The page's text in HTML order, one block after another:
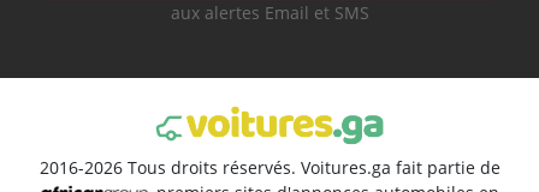
aux alertes Email et SMS
2016-2026 Tous droits réservés. Voitures.ga fait partie de